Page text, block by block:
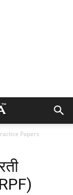
Papers